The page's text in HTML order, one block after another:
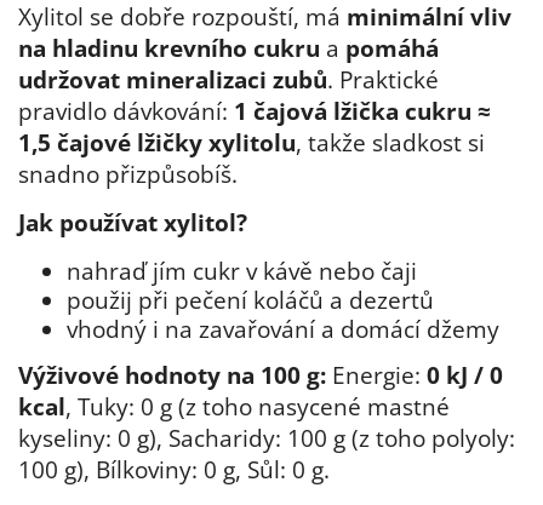
Xylitol se dobře rozpouští, má minimální vliv
na hladinu krevního cukru a pomáhá
udržovat mineralizaci zubů. Praktické
pravidlo dávkování: 1 čajová lžička cukru ≈
1,5 čajové lžičky xylitolu, takže sladkost si
snadno přizpůsobíš.
Jak používat xylitol?
nahraď jím cukr v kávě nebo čaji
použij při pečení koláčů a dezertů
vhodný i na zavařování a domácí džemy
Výživové hodnoty na 100 g: Energie: 0 kJ / 0
kcal, Tuky: 0 g (z toho nasycené mastné
kyseliny: 0 g), Sacharidy: 100 g (z toho polyoly:
100 g), Bílkoviny: 0 g, Sůl: 0 g.